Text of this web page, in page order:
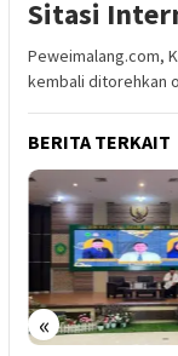
Sitasi
Peweimalang.com,
kembali ditorehkan
BERITA TERKAIT
«